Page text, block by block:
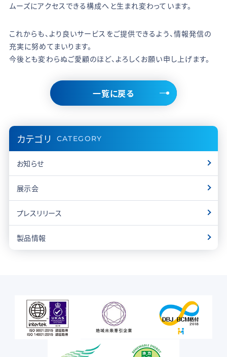
ムーズにアクセスできる構成へと生まれ変わっています。
これからも、より良いサービスをご提供できるよう、情報発信の
充実に努めてまいります。
今後とも変わらぬご愛顧のほど、よろしくお願い申し上げます。
一覧に戻る
カテゴリ CATEGORY
お知らせ
展示会
プレスリリース
製品情報